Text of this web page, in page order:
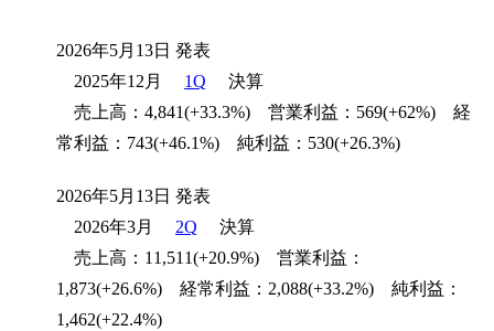
2026年5月13日 発表
2025年12月
1Q
決算
売上高：4,841(+33.3%) 営業利益：569(+62%) 経
常利益：743(+46.1%) 純利益：530(+26.3%)
2026年5月13日 発表
2026年3月
2Q
決算
売上高：11,511(+20.9%) 営業利益：
1,873(+26.6%) 経常利益：2,088(+33.2%) 純利益：
1,462(+22.4%)